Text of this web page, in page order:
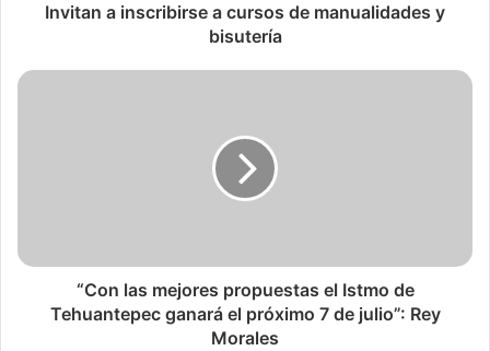
Invitan a inscribirse a cursos de manualidades y
bisutería
“Con las mejores propuestas el Istmo de
Tehuantepec ganará el próximo 7 de julio”: Rey
Morales